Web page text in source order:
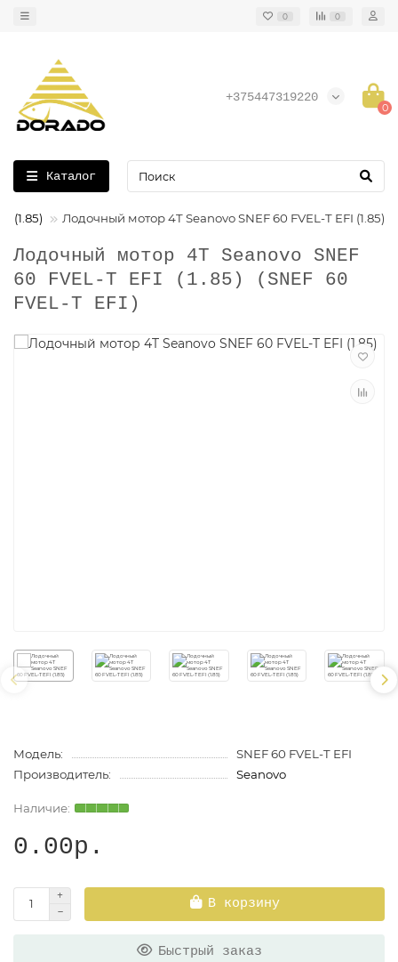
0 0
+375447319220
0
Каталог
(1.85) Лодочный мотор 4T Seanovo SNEF 60 FVEL-T EFI (1.85)
Лодочный мотор 4T Seanovo SNEF
60 FVEL-T EFI (1.85) (SNEF 60
FVEL-T EFI)
Модель:
SNEF 60 FVEL-T EFI
Производитель:
Seanovo
0.00р.
В корзину
Быстрый заказ